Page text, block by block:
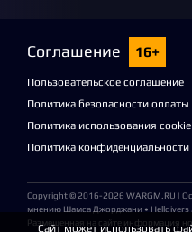
Соглашение 16+
Пользовательское соглашение
Политика безопасности оплаты
Политика использования cookie
Политика конфиденциальности
Copyright © 2016-2026 WARGM.RU |
мнению Шамса Джорджани • Helldivers
Размещенная на сайте информация
Сайт может использовать